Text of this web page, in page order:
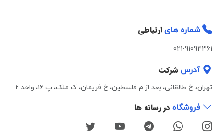
شماره های ارتباطی
021-91093361
آدرس شرکت
تهران، خ طالقانی، بعد از م فلسطین، خ فریمان، ک ملک، پ 16، واحد 2
فروشگاه در رسانه ها